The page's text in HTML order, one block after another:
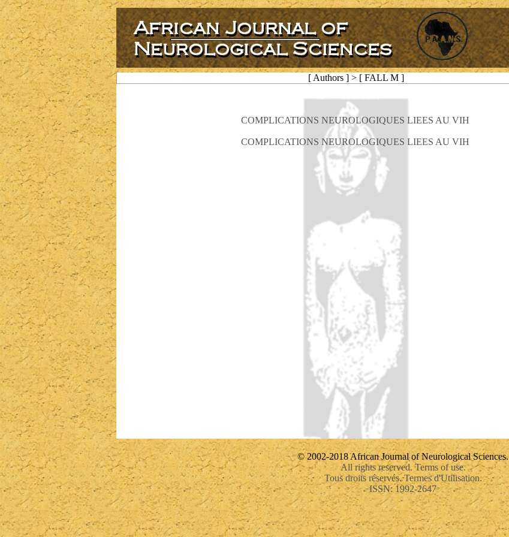
[ Authors ] > [ FALL M ]
COMPLICATIONS NEUROLOGIQUES LIEES AU VIH
COMPLICATIONS NEUROLOGIQUES LIEES AU VIH
© 2002-2018 African Journal of Neurological Sciences.
All rights reserved. Terms of use.
Tous droits réservés. Termes d'Utilisation.
ISSN: 1992-2647